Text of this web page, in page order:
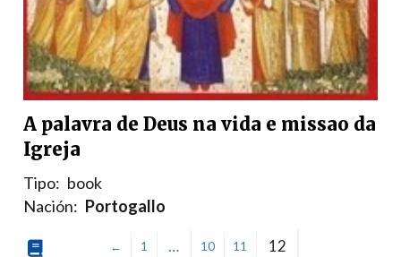
A palavra de Deus na vida e missao da
Igreja
Tipo: book
Nación: Portogallo
← 1 … 10 11 12